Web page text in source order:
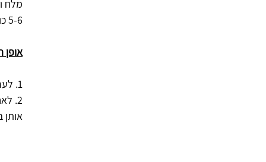
מלח
5-6 כוסות מים רותחים
אופן
1. לערבב היטב את כל חומרי הקציצות בקערה . לעטוף בניילון ולהכניס למקרר לשעה.
2.